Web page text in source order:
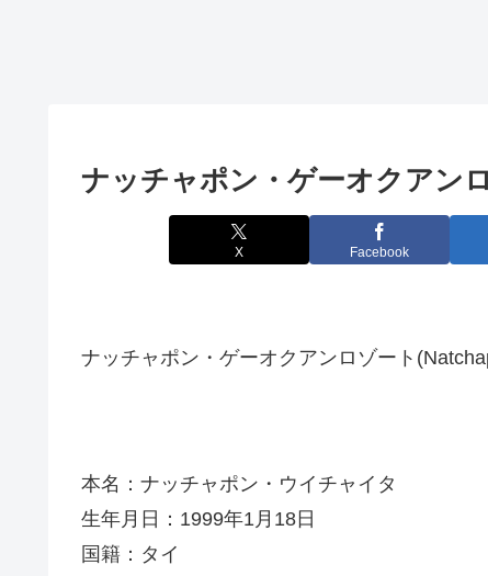
ナッチャポン・ゲーオクアン
X Facebook
ナッチャポン・ゲーオクアンロゾート
本名：ナッチャポン・ウイチャイタ
生年月日：1999年1月18日
国籍：タイ